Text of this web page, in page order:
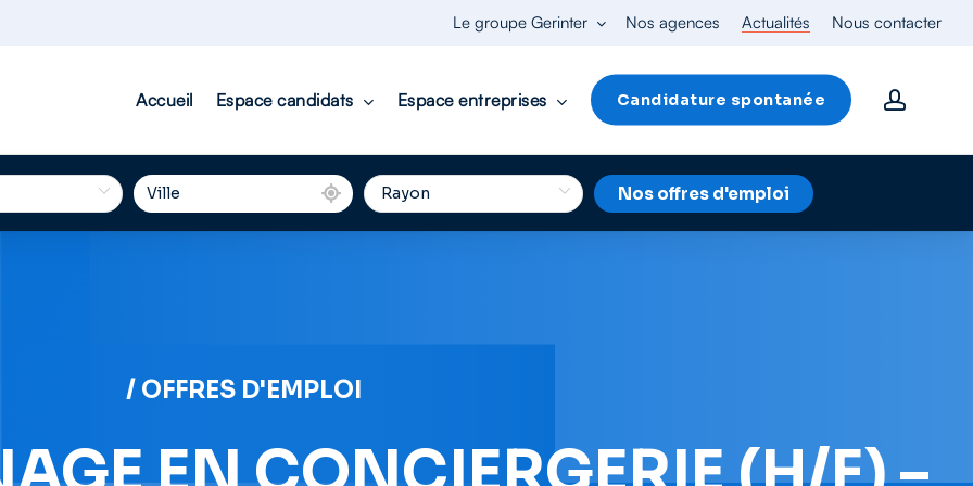
Le groupe Gerinter Nos agences Actualités Nous contacter
Accueil Espace candidats Espace entreprises Candidature spontanée
Nos offres d'emploi
/ OFFRES D'EMPLOI